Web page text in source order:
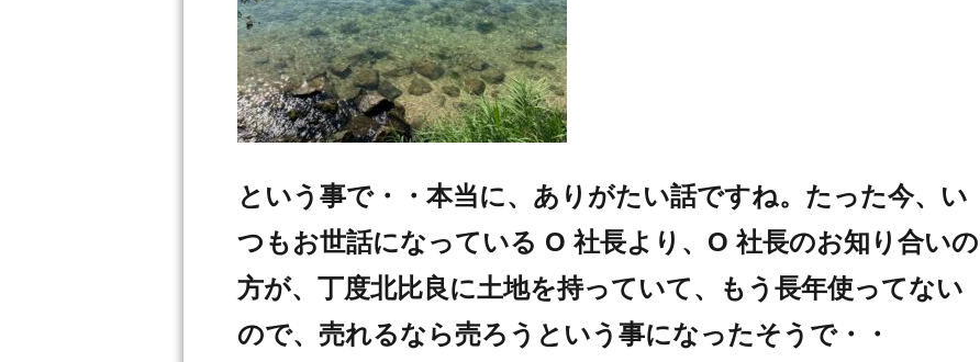
という事で・・本当に、ありがたい話ですね。たった今、い
つもお世話になっている O 社長より、O 社長のお知り合いの
方が、丁度北比良に土地を持っていて、もう長年使ってない
ので、売れるなら売ろうという事になったそうで・・